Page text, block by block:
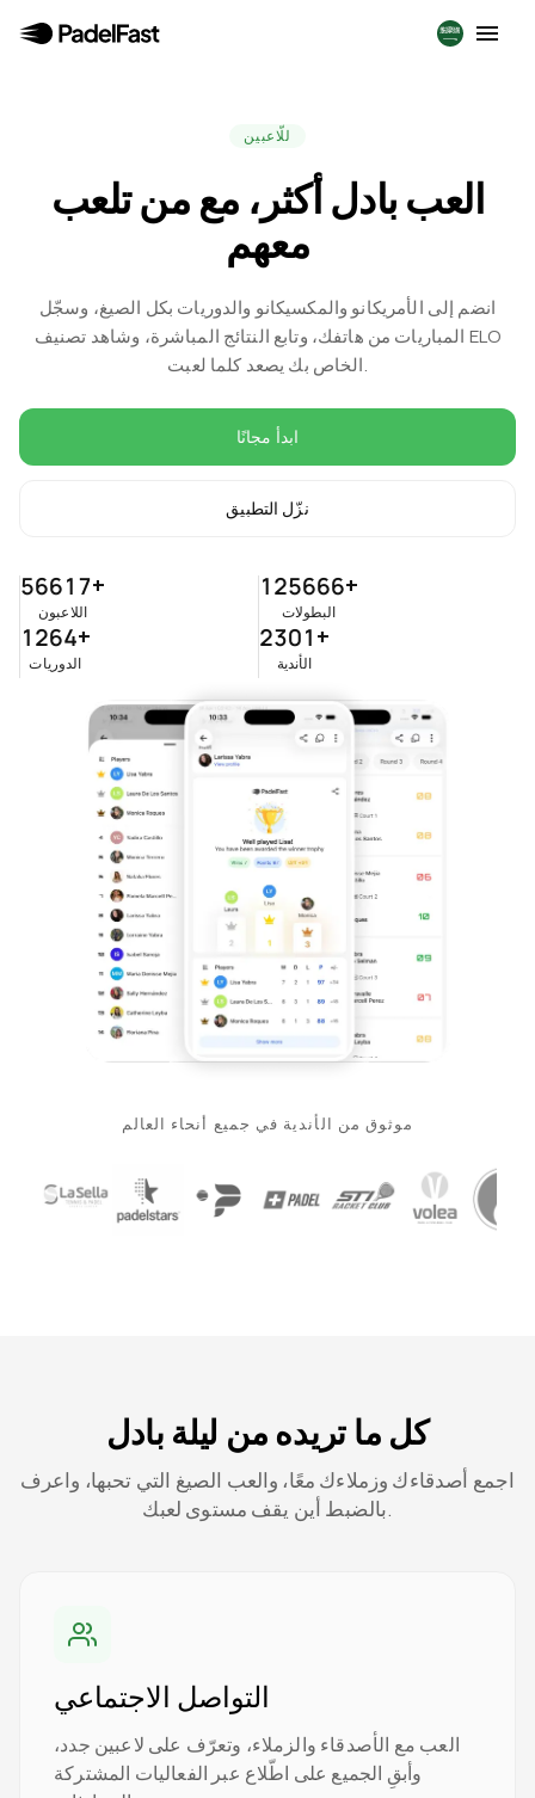
للّاعبين
العب بادل أكثر، مع من تلعب
معهم
انضم إلى الأمريكانو والمكسيكانو والدوريات بكل الصيغ، وسجّل
المباريات من هاتفك، وتابع النتائج المباشرة، وشاهد تصنيف ELO
الخاص بك يصعد كلما لعبت.
ابدأ مجانًا
نزّل التطبيق
56617+
اللاعبون
125666+
البطولات
1264+
الدوريات
2301+
الأندية
موثوق من الأندية في جميع أنحاء العالم
كل ما تريده من ليلة بادل
اجمع أصدقاءك وزملاءك معًا، والعب الصيغ التي تحبها، واعرف
بالضبط أين يقف مستوى لعبك.
التواصل الاجتماعي
العب مع الأصدقاء والزملاء، وتعرّف على لاعبين جدد،
وأبقِ الجميع على اطّلاع عبر الفعاليات المشتركة